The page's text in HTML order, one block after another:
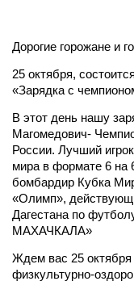
Дорогие горожане и
25 октября,
«Зарядка с
В этот день нашу
Магомедович-
России. Лучший
мира в формате 6 на
бомбардир Кубка
«Олимп»,
Дагестана по
МАХАЧКАЛА»
Ждем вас 25 октября
физкультурно-